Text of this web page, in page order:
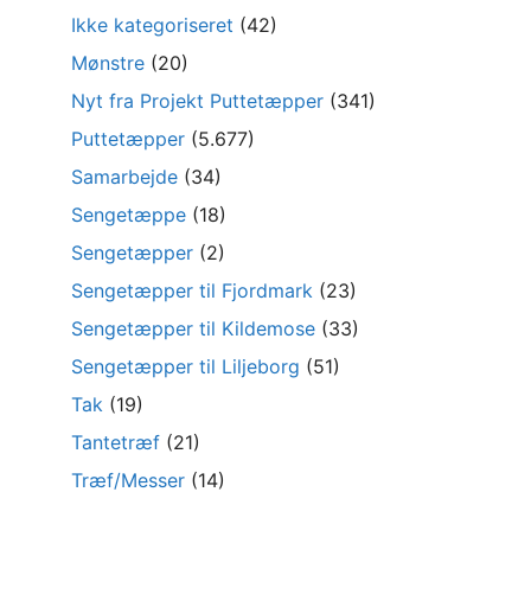
Ikke kategoriseret (42)
Mønstre (20)
Nyt fra Projekt Puttetæpper (341)
Puttetæpper (5.677)
Samarbejde (34)
Sengetæppe (18)
Sengetæpper (2)
Sengetæpper til Fjordmark (23)
Sengetæpper til Kildemose (33)
Sengetæpper til Liljeborg (51)
Tak (19)
Tantetræf (21)
Træf/Messer (14)